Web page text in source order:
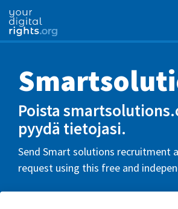
Poista
pyydä tietojasi.
Send Smart solutions recruitment
request using this free and